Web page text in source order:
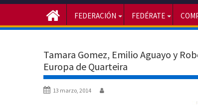
FEDERACIÓN FEDÉRATE
Tamara Gomez, Emilio Aguayo y
Europa de Quarteira
13 marzo, 2014